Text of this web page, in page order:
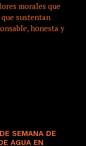
morales que
sustentan
honesta y
SEMANA DE
AGUA EN